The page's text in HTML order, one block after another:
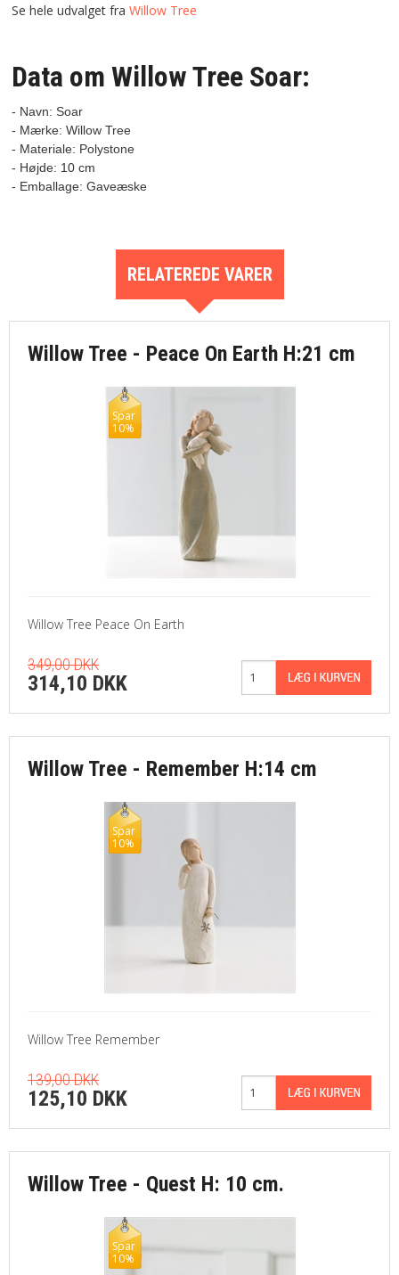
Se hele udvalget fra Willow Tree
Data om Willow Tree Soar:
- Navn: Soar
- Mærke: Willow Tree
- Materiale: Polystone
- Højde: 10 cm
- Emballage: Gaveæske
RELATEREDE VARER
Willow Tree - Peace On Earth H:21 cm
Spar
10%
Willow Tree Peace On Earth
349,00 DKK
314,10 DKK
Willow Tree - Remember H:14 cm
Spar
10%
Willow Tree Remember
139,00 DKK
125,10 DKK
Willow Tree - Quest H: 10 cm.
Spar
10%